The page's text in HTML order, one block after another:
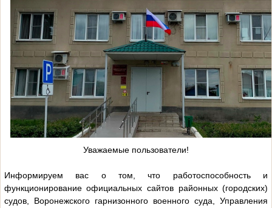
Уважаемые пользователи!
Информируем вас о том, что работоспособность и
функционирование официальных сайтов районных (городских)
судов, Воронежского гарнизонного военного суда, Управления